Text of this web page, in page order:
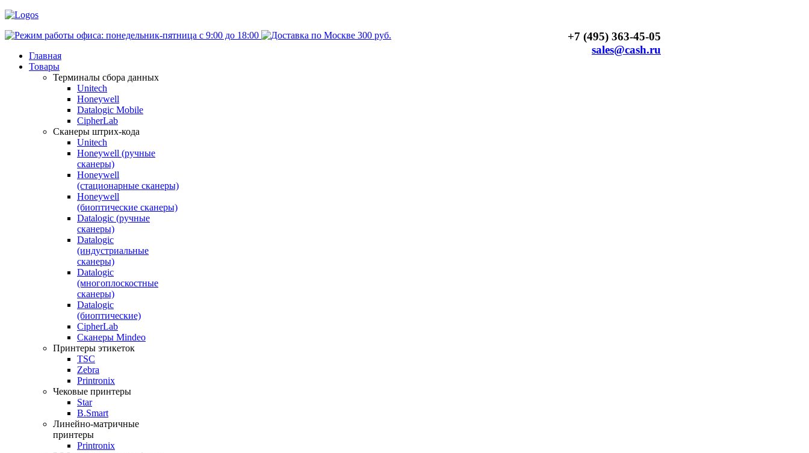
+7 (495) 363-45-05
sales@cash.ru
Главная
Товары
Терминалы сбора данных
Unitech
Honeywell
Datalogic Mobile
CipherLab
Сканеры штрих-кода
Unitech
Honeywell (ручные
сканеры)
Honeywell
(стационарные сканеры)
Honeywell
(биоптические сканеры)
Datalogic (ручные
сканеры)
Datalogic
(индустриальные
сканеры)
Datalogic
(многоплоскостные
сканеры)
Datalogic
(биоптические)
CipherLab
Сканеры Mindeo
Принтеры этикеток
TSC
Zebra
Printronix
Чековые принтеры
Star
B.Smart
Линейно-матричные
принтеры
Printronix